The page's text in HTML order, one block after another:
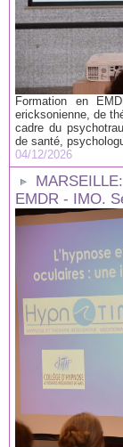
Formation en
ericksonienne, de
cadre du
de santé,
04/12/2026
EMDR - IMO.